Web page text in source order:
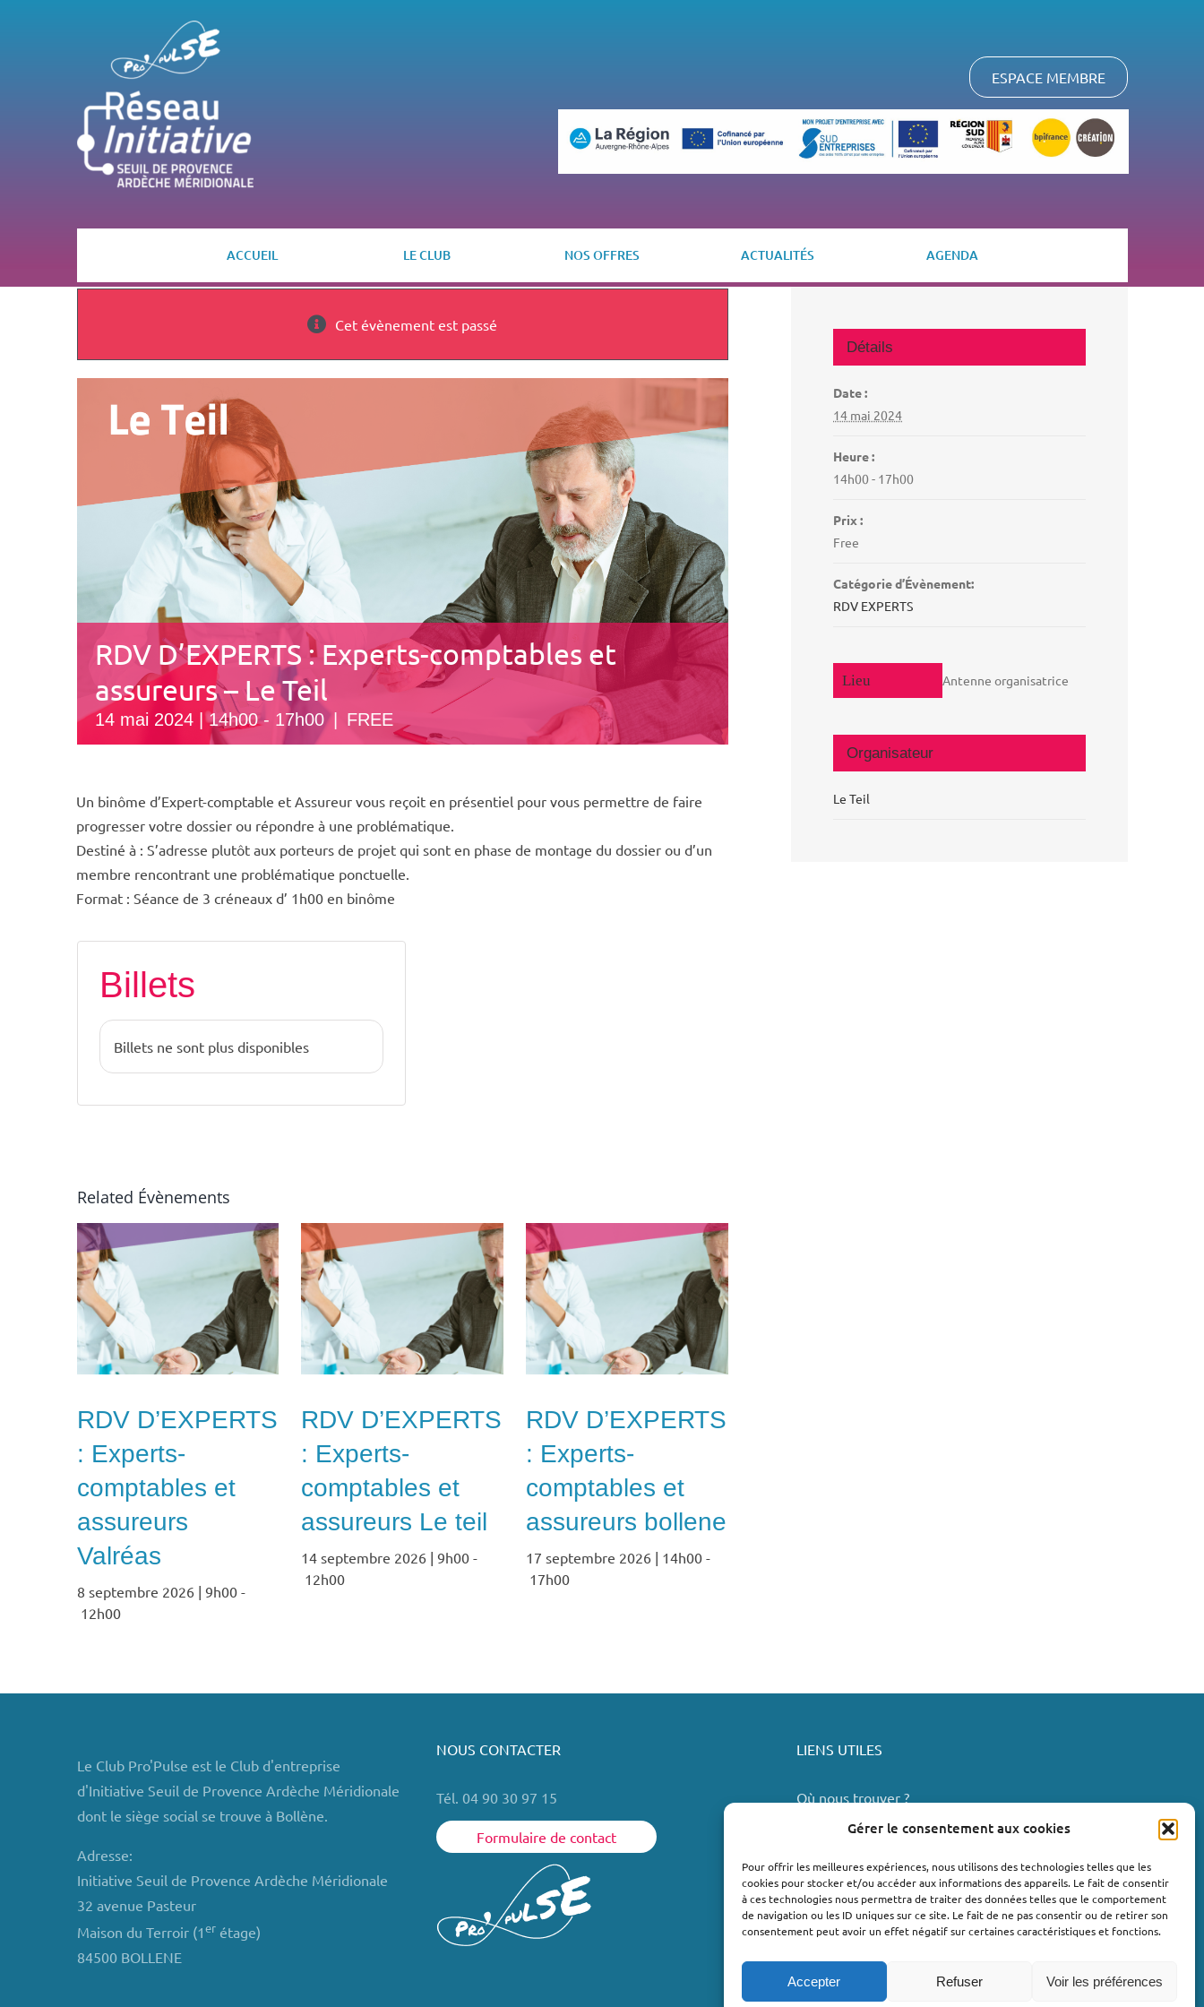
Gérer le consentement aux cookies
Pour offrir les meilleures expériences, nous utilisons des technologies telles que les
cookies pour stocker et/ou accéder aux informations des appareils. Le fait de consentir
à ces technologies nous permettra de traiter des données telles que le comportement
de navigation ou les ID uniques sur ce site. Le fait de ne pas consentir ou de retirer son
consentement peut avoir un effet négatif sur certaines caractéristiques et fonctions.
Accepter Refuser Voir les préférences
ESPACE MEMBRE
ACCUEIL LE CLUB NOS OFFRES ACTUALITÉS AGENDA
Cet évènement est passé
RDV D’EXPERTS : Experts-comptables et
assureurs – Le Teil
14 mai 2024 | 14h00- 17h00 FREE
Un binôme d’Expert-comptable et Assureur vous reçoit en présentiel pour vous permettre de faire
progresser votre dossier ou répondre à une problématique.
Destiné à : S’adresse plutôt aux porteurs de projet qui sont en phase de montage du dossier ou d’un
membre rencontrant une problématique ponctuelle.
Format : Séance de 3 créneaux d’ 1h00 en binôme
Billets
Billets ne sont plus disponibles
Related Évènements
RDV D’EXPERTS
: Experts-
comptables et
assureurs
Valréas
8 septembre 2026 | 9h00 -
12h00
RDV D’EXPERTS
: Experts-
comptables et
assureurs Le teil
14 septembre 2026 | 9h00 -
12h00
RDV D’EXPERTS
: Experts-
comptables et
assureurs bollene
17 septembre 2026 | 14h00 -
17h00
Détails
Date :
14 mai 2024
Heure :
14h00 - 17h00
Prix :
Free
Catégorie d’Évènement:
RDV EXPERTS
Antenne organisatrice
Organisateur
Le Teil
Le Club Pro'Pulse est le Club d'entreprise
d'Initiative Seuil de Provence Ardèche Méridionale
dont le siège social se trouve à Bollène.
Adresse:
Initiative Seuil de Provence Ardèche Méridionale
32 avenue Pasteur
Maison du Terroir (1erétage)
84500 BOLLENE
NOUS CONTACTER
Tél. 04 90 30 97 15
Formulaire de contact
LIENS UTILES
Où nous trouver ?
Valréas
Le Teil
Lachapelle-sous-Aubenas